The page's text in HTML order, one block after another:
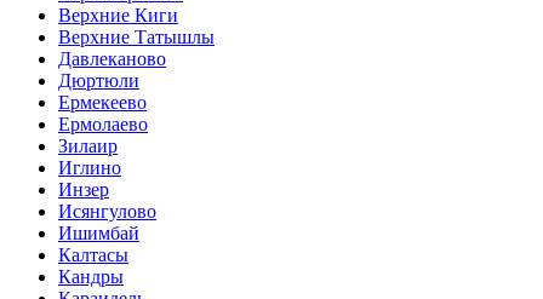
Верхние Киги
Верхние Татышлы
Давлеканово
Дюртюли
Ермекеево
Ермолаево
Зилаир
Иглино
Инзер
Исянгулово
Ишимбай
Калтасы
Кандры